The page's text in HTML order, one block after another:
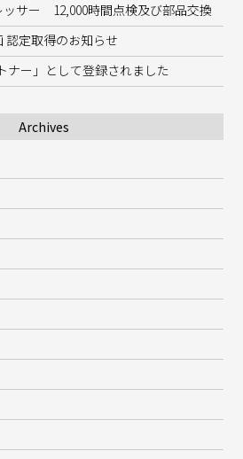
ッサー 12,000時間点検及び部品交換
認定取得のお知らせ
ナー」として登録されました
Archives